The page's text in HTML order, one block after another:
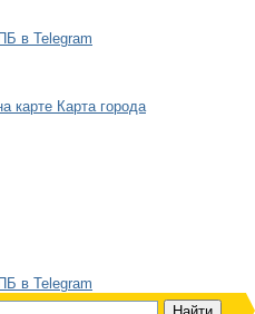
Карта города